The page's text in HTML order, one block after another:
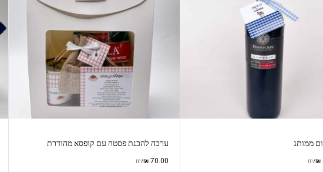
ממותג
₪/יח
ערכה להכנת פסטה עם קופסא מהודרת
₪ 70.00 /יח